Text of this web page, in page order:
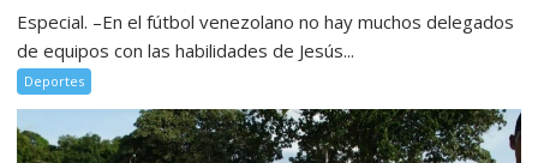
Especial. –En el fútbol venezolano no hay muchos delegados
de equipos con las habilidades de Jesús...
Deportes